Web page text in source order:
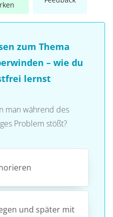
zum Thema
– wie du
lernst
man während des
Problem stößt?
und später mit